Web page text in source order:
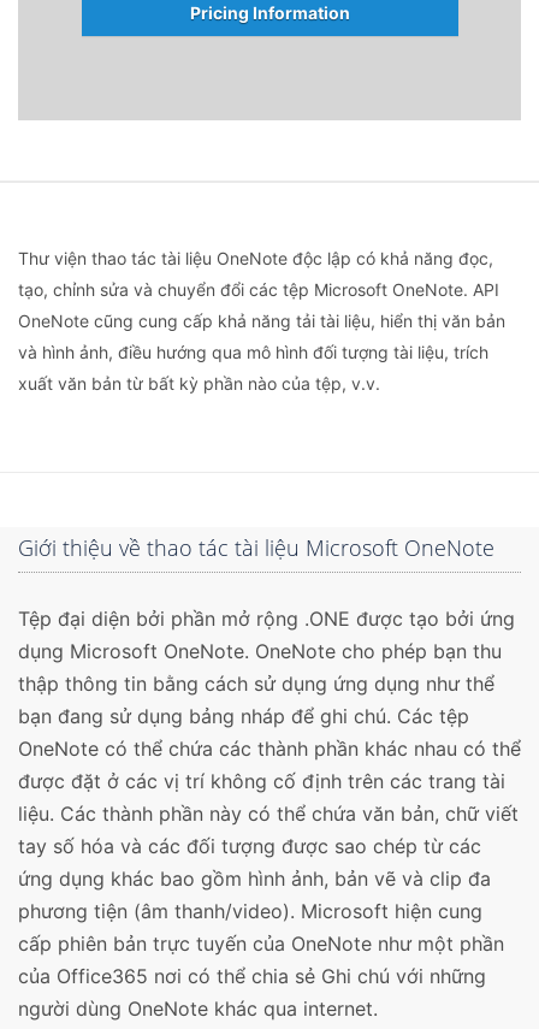
Pricing Information
Thư viện thao tác tài liệu OneNote độc ​​lập có khả năng đọc,
tạo, chỉnh sửa và chuyển đổi các tệp Microsoft OneNote. API
OneNote cũng cung cấp khả năng tải tài liệu, hiển thị văn bản
và hình ảnh, điều hướng qua mô hình đối tượng tài liệu, trích
xuất văn bản từ bất kỳ phần nào của tệp, v.v.
Giới thiệu về thao tác tài liệu Microsoft OneNote
Tệp đại diện bởi phần mở rộng .ONE được tạo bởi ứng
dụng Microsoft OneNote. OneNote cho phép bạn thu
thập thông tin bằng cách sử dụng ứng dụng như thể
bạn đang sử dụng bảng nháp để ghi chú. Các tệp
OneNote có thể chứa các thành phần khác nhau có thể
được đặt ở các vị trí không cố định trên các trang tài
liệu. Các thành phần này có thể chứa văn bản, chữ viết
tay số hóa và các đối tượng được sao chép từ các
ứng dụng khác bao gồm hình ảnh, bản vẽ và clip đa
phương tiện (âm thanh/video). Microsoft hiện cung
cấp phiên bản trực tuyến của OneNote như một phần
của Office365 nơi có thể chia sẻ Ghi chú với những
người dùng OneNote khác qua internet.